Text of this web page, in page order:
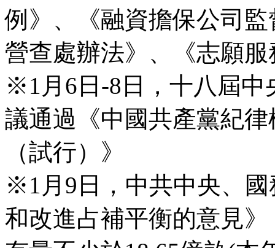
例》、《融資擔保公司
營查處辦法》、《志願
※1月6日-8日，十八屆中
議通過《中國共產黨紀
（試行）》
※1月9日，中共中央、
和改進占補平衡的意見